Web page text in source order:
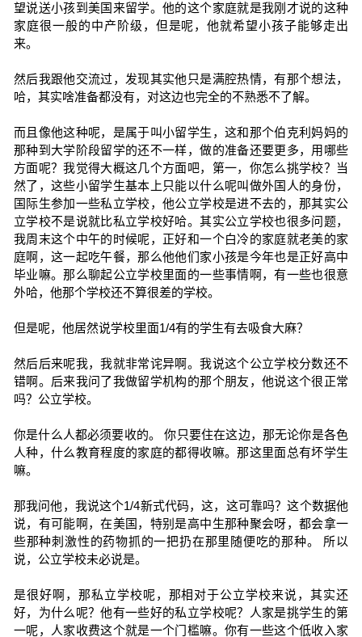
望说送小孩到美国来留学。他的这个家庭就是我刚才说的这种
家庭很一般的中产阶级，但是呢，他就希望小孩子能够走出
来。
然后我跟他交流过，发现其实他只是满腔热情，有那个想法，
哈，其实啥准备都没有，对这边也完全的不熟悉不了解。
而且像他这种呢，是属于叫小留学生，这和那个伯克利妈妈的
那种到大学阶段留学的还不一样，做的准备还要更多，用哪些
方面呢？我觉得大概这几个方面吧，第一，你怎么挑学校？当
然了，这些小留学生基本上只能以什么呢叫做外国人的身份，
国际生参加一些私立学校，他公立学校是进不去的，那其实公
立学校不是说就比私立学校好哈。其实公立学校也很多问题，
我周末这个中午的时候呢，正好和一个白冷的家庭就老美的家
庭啊，这一起吃午餐，那么他他们家小孩是今年也是正好高中
毕业嘛。那么聊起公立学校里面的一些事情啊，有一些也很意
外哈，他那个学校还不算很差的学校。
但是呢，他居然说学校里面1/4有的学生有去吸食大麻？
然后后来呢我，我就非常诧异啊。我说这个公立学校分数还不
错啊。后来我问了我做留学机构的那个朋友，他说这个很正常
吗？公立学校。
你是什么人都必须要收的。 你只要住在这边，那无论你是各色
人种，什么教育程度的家庭的都得收嘛。那这里面总有坏学生
嘛。
那我问他，我说这个1/4新式代码，这，这可靠吗？这个数据他
说，有可能啊，在美国，特别是高中生那种聚会呀，都会拿一
些那种刺激性的药物抓的一把扔在那里随便吃的那种。 所以
说，公立学校未必说是。
是很好啊，那私立学校呢，那相对于公立学校来说，其实还
好，为什么呢？他有一些好的私立学校呢？人家是挑学生的第
一呢，人家收费这个就是一个门槛嘛。你有一些这个低收入家